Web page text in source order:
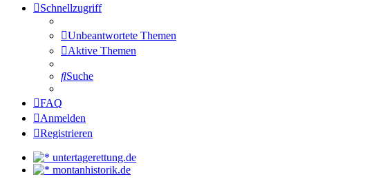
Schnellzugriff
Unbeantwortete Themen
Aktive Themen
Suche
FAQ
Anmelden
Registrieren
untertagerettung.de
montanhistorik.de